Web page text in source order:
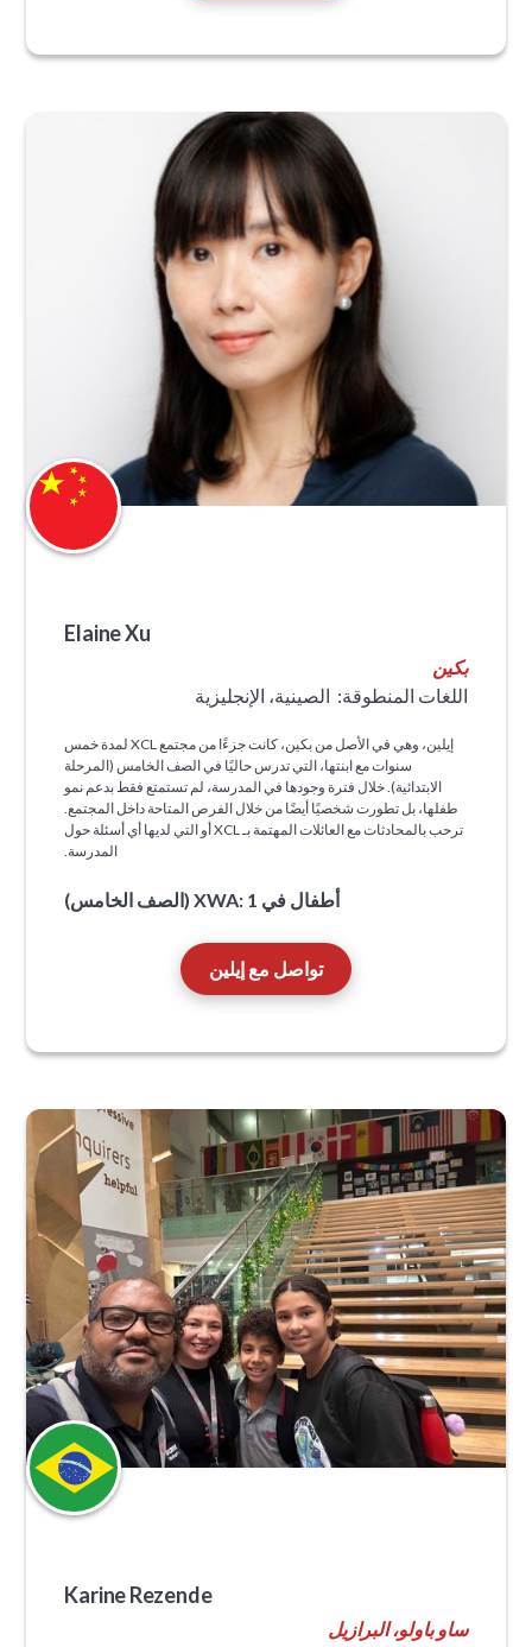
Elaine Xu
بكين
اللغات المنطوقة: الصينية، الإنجليزية
إيلين، وهي في الأصل من بكين، كانت جزءًا من مجتمع XCL لمدة خمس
سنوات مع ابنتها، التي تدرس حاليًا في الصف الخامس (المرحلة
الابتدائية). خلال فترة وجودها في المدرسة، لم تستمتع فقط بدعم نمو
طفلها، بل تطورت شخصيًا أيضًا من خلال الفرص المتاحة داخل المجتمع.
ترحب بالمحادثات مع العائلات المهتمة بـ XCL أو التي لديها أي أسئلة حول
المدرسة.
أطفال في XWA: 1 (الصف الخامس)
تواصل مع إيلين
Karine Rezende
ساو باولو، البرازيل